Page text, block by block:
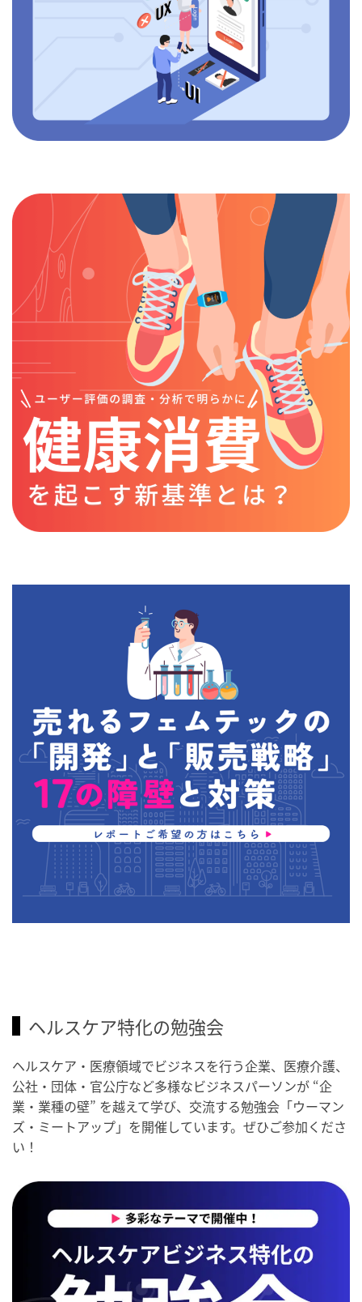
ヘルスケア特化の勉強会
ヘルスケア・医療領域でビジネスを行う企業、医療介護、
公社・団体・官公庁など多様なビジネスパーソンが “企
業・業種の壁” を越えて学び、交流する勉強会「ウーマン
ズ・ミートアップ」を開催しています。ぜひご参加くださ
い！